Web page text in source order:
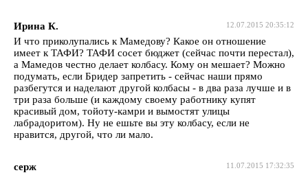
12.07.2015 20:35:12
Ирина К.
И что приколупались к Мамедову? Какое он отношение
имеет к ТАФИ? ТАФИ сосет бюджет (сейчас почти перестал),
а Мамедов честно делает колбасу. Кому он мешает? Можно
подумать, если Бридер запретить - сейчас наши прямо
разбегутся и наделают другой колбасы - в два раза лучше и в
три раза больше (и каждому своему работнику купят
красивый дом, тойоту-камри и вымостят улицы
лабрадоритом). Ну не ешьте вы эту колбасу, если не
нравится, другой, что ли мало.
11.07.2015 17:32:35
серж